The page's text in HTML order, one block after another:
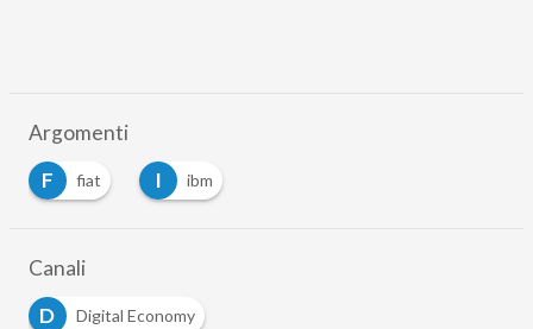
Argomenti
F
fiat I ibm
Canali
D
Digital Economy